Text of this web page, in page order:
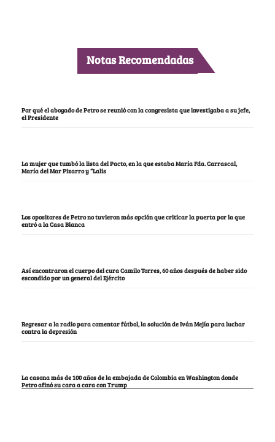
Notas Recomendadas
Por qué el abogado de Petro se reunió con la congresista que investigaba a su jefe,
el Presidente
La mujer que tumbó la lista del Pacto, en la que estaba María Fda. Carrascal,
María del Mar Pizarro y “Lalis
Los opositores de Petro no tuvieron más opción que criticar la puerta por la que
entró a la Casa Blanca
Así encontraron el cuerpo del cura Camilo Torres, 60 años después de haber sido
escondido por un general del Ejército
Regresar a la radio para comentar fútbol, la solución de Iván Mejía para luchar
contra la depresión
La casona más de 100 años de la embajada de Colombia en Washington donde
Petro afinó su cara a cara con Trump